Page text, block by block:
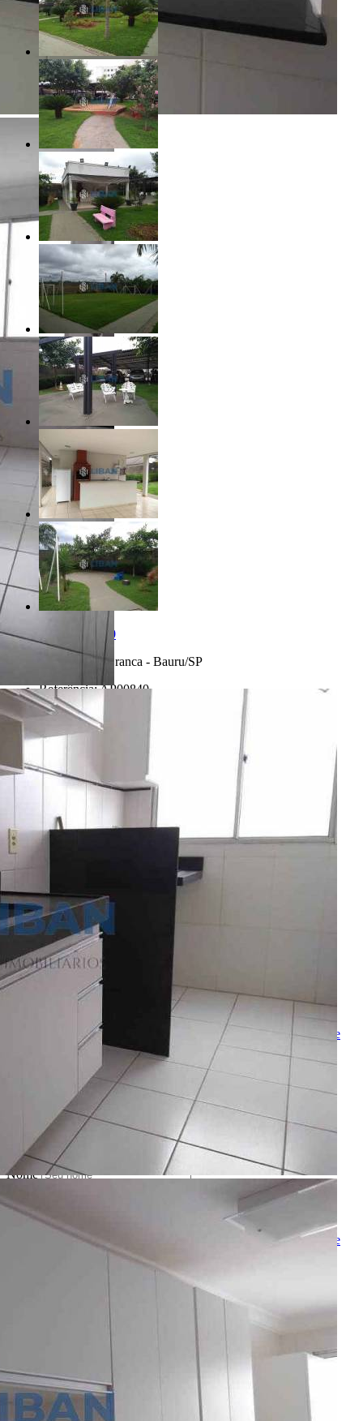
R$ 150.000,00
Jardim Terra Branca - Bauru/SP
Referência: AP00840
2 Quartos
1 Banheiro
1 Vaga
Realizado
Enviado com sucesso!
Entre em contato
Nome
Telefone
Ao ENVIAR você concorda com os
Termos de Uso
Política de
enviar mensagem
converse pelo whatsapp
Ligamos para você
Nome
Melhor horário para ligar
Ao ENVIAR você concorda com os Termos de UsoePolítica de
Seu e-mail
E-mail do amigo